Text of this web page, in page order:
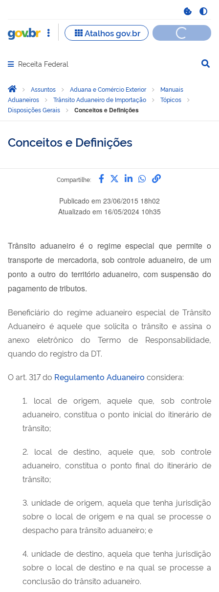
Abrir menu principal de navegação
Receita Federal
Você está aqui:
Página Inicial
Assuntos Aduana e Comércio Exterior
Manuais
Aduaneiros
Trânsito Aduaneiro de Importação
Tópicos
Disposições Gerais
Conceitos e Definições
Conceitos e Definições
Compartilhe: Compartilhe por Facebook
Compartilhe por Twitter
Compartilhe por
Compartilhe por
link para
Publicado em 23/06/2015 18h02
Atualizado em 16/05/2024 10h35
Trânsito aduaneiro é o regime especial que permite o
transporte de mercadoria, sob controle aduaneiro, de um
ponto a outro do território aduaneiro, com suspensão do
pagamento de tributos.
Beneficiário do regime aduaneiro especial de Trânsito
Aduaneiro é aquele que solicita o trânsito e assina o
anexo eletrônico do Termo de Responsabilidade,
quando do registro da DT.
O art. 317 do Regulamento Aduaneiro considera:
1. local de origem, aquele que, sob controle
aduaneiro, constitua o ponto inicial do itinerário de
trânsito;
2. local de destino, aquele que, sob controle
aduaneiro, constitua o ponto final do itinerário de
trânsito;
3. unidade de origem, aquela que tenha jurisdição
sobre o local de origem e na qual se processe o
despacho para trânsito aduaneiro; e
4. unidade de destino, aquela que tenha jurisdição
sobre o local de destino e na qual se processe a
conclusão do trânsito aduaneiro.